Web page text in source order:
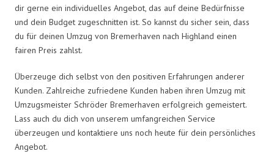
dir gerne ein individuelles Angebot, das auf deine Bedürfnisse
und dein Budget zugeschnitten ist. So kannst du sicher sein, dass
du für deinen Umzug von Bremerhaven nach Highland einen
fairen Preis zahlst.
Überzeuge dich selbst von den positiven Erfahrungen anderer
Kunden. Zahlreiche zufriedene Kunden haben ihren Umzug mit
Umzugsmeister Schröder Bremerhaven erfolgreich gemeistert.
Lass auch du dich von unserem umfangreichen Service
überzeugen und kontaktiere uns noch heute für dein persönliches
Angebot.